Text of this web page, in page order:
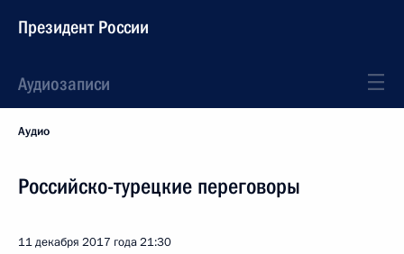
Президент России
Аудиозаписи
Аудио
Российско-турецкие переговоры
11 декабря 2017 года21:30